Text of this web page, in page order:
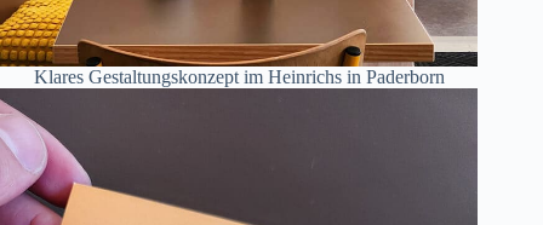
Klares Gestaltungskonzept im Heinrichs in Paderborn